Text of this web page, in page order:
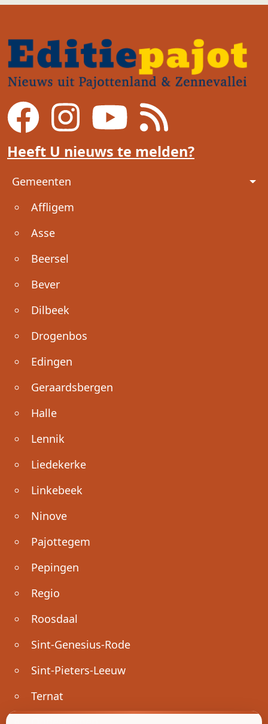
Heeft U nieuws te melden?
Voet
Gemeenten
Affligem
Asse
Beersel
Bever
Dilbeek
Drogenbos
Edingen
Geraardsbergen
Halle
Lennik
Liedekerke
Linkebeek
Ninove
Pajottegem
Pepingen
Regio
Roosdaal
Sint-Genesius-Rode
Sint-Pieters-Leeuw
Ternat